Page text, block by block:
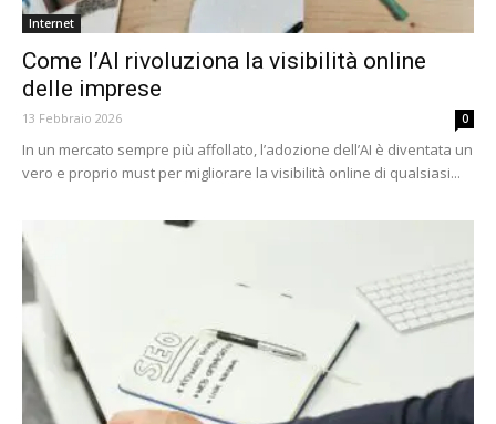
Internet
Come l’AI rivoluziona la visibilità online
delle imprese
13 Febbraio 2026 0
In un mercato sempre più affollato, l’adozione dell’AI è diventata un
vero e proprio must per migliorare la visibilità online di qualsiasi...